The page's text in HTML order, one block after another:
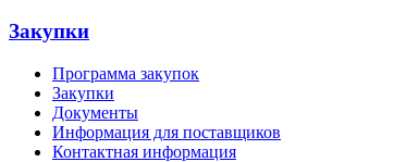
Закупки
Программа закупок
Закупки
Документы
Информация для поставщиков
Контактная информация